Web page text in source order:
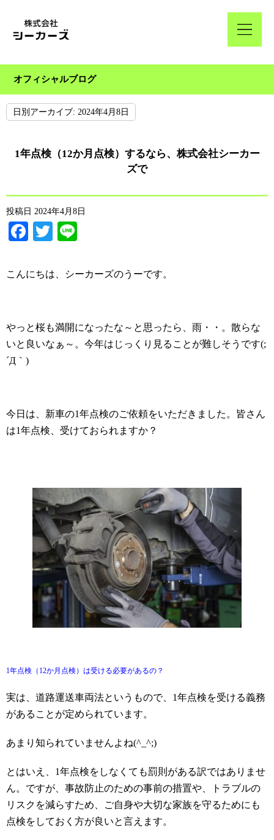
オフィシャルブログ
日別アーカイブ: 2024年4月8日
1年点検（12か月点検）するなら、株式会社シーカー
ズで
投稿日 2024年4月8日
Facebook
Twitter
こんにちは、シーカーズのうーです。
やっと桜も満開になったな～と思ったら、雨・・。散らな
いと良いなぁ～。今年はじっくり見ることが難しそうです(;
´Д｀)
今日は、新車の1年点検のご依頼をいただきました。皆さん
は1年点検、受けておられますか？
1年点検（12か月点検）は受ける必要があるの？
実は、道路運送車両法というもので、1年点検を受ける義務
があることが定められています。
あまり知られていませんよね(^_^;)
とはいえ、1年点検をしなくても罰則がある訳ではありませ
ん。ですが、事故防止のための事前の措置や、トラブルの
リスクを減らすため、ご自身や大切な家族を守るためにも
点検をしておく方が良いと言えます。